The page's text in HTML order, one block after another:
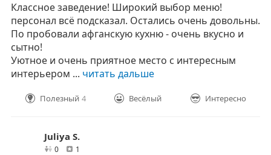
Классное заведение! Широкий выбор меню!
персонал всё подсказал. Остались очень довольны.
По пробовали афганскую кухню - очень вкусно и
сытно!
Уютное и очень приятное место с интересным
интерьером ... читать дальше
Полезный 4 Весёлый Интересно
Juliya S.
0друзей1